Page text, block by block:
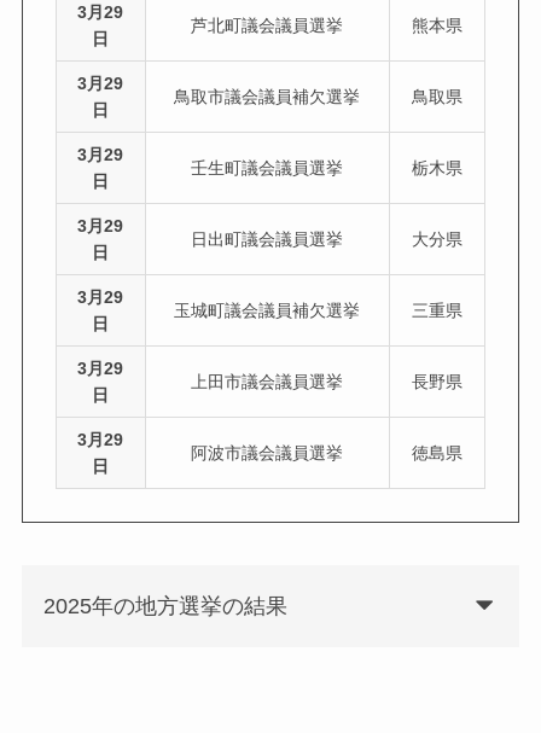
3月29
日
芦北町議会議員選挙 熊本県
3月29
日
鳥取市議会議員補欠選挙 鳥取県
3月29
日
壬生町議会議員選挙 栃木県
3月29
日
日出町議会議員選挙 大分県
3月29
日
玉城町議会議員補欠選挙 三重県
3月29
日
上田市議会議員選挙 長野県
3月29
日
阿波市議会議員選挙 徳島県
2025年の地方選挙の結果